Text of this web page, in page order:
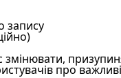
запису
про